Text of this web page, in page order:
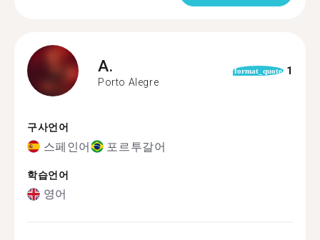
A.
Porto Alegre
format_quote 1
구사언어
스페인어 포르투갈어
학습언어
영어